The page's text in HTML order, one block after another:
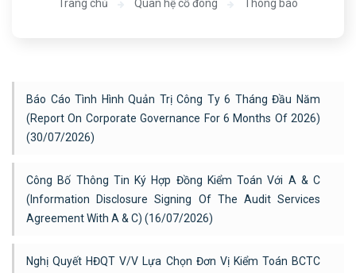
Trang chủ Quan hệ cổ đông Thông báo
Báo Cáo Tình Hình Quản Trị Công Ty 6 Tháng Đầu Năm
(Report On Corporate Governance For 6 Months Of 2026)
(30/07/2026)
Công Bố Thông Tin Ký Hợp Đồng Kiểm Toán Với A & C
(Information Disclosure Signing Of The Audit Services
Agreement With A & C) (16/07/2026)
Nghị Quyết HĐQT V/v Lựa Chọn Đơn Vị Kiểm Toán BCTC